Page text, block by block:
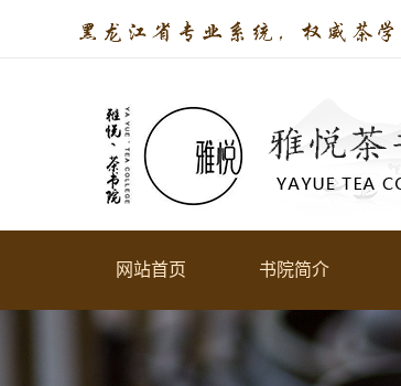
网站首页 书院简介
关于书院
教学环境